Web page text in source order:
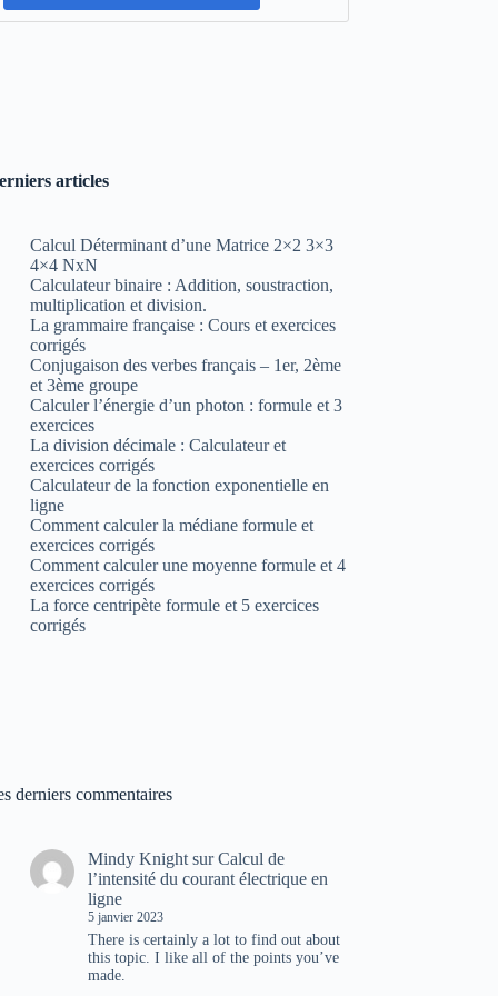
articles
Calcul Déterminant d’une Matrice 2×2 3×3
4×4 NxN
Calculateur binaire : Addition, soustraction,
multiplication et division.
La grammaire française : Cours et exercices
corrigés
Conjugaison des verbes français – 1er, 2ème
et 3ème groupe
Calculer l’énergie d’un photon : formule et 3
exercices
La division décimale : Calculateur et
exercices corrigés
Calculateur de la fonction exponentielle en
ligne
Comment calculer la médiane formule et
exercices corrigés
Comment calculer une moyenne formule et 4
exercices corrigés
La force centripète formule et 5 exercices
corrigés
derniers commentaires
Mindy Knight surCalcul de
l’intensité du courant électrique en
ligne
5 janvier 2023
There is certainly a lot to find out about
this topic. I like all of the points you’ve
made.